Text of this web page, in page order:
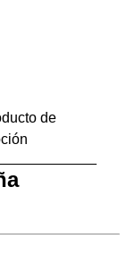
de